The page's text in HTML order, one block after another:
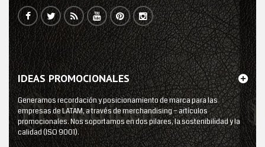
IDEAS PROMOCIONALES
Generamos recordación y posicionamiento de marca para las
empresas de LATAM, a través de merchandising – artículos
promocionales. Nos soportamos en dos pilares, la sostenibilidad y la
calidad (ISO 9001).